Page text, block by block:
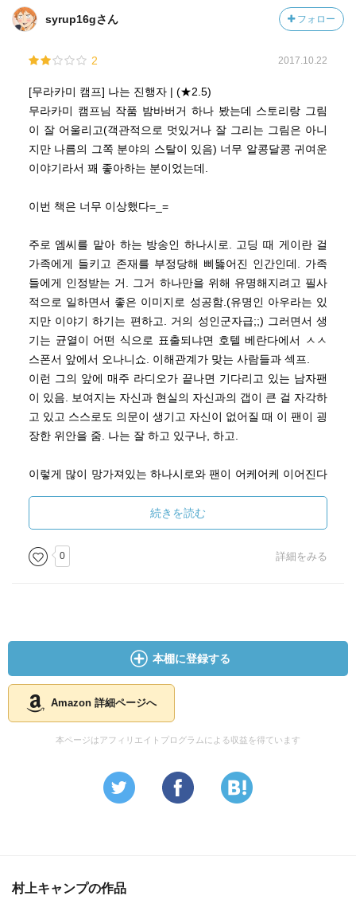
syrup16gさん フォロー
2 2017.10.22
[무라카미 캠프] 나는 진행자 | (★2.5)
무라카미 캠프님 작품 밤바버거 하나 봤는데 스토리랑 그림
이 잘 어울리고(객관적으로 멋있거나 잘 그리는 그림은 아니
지만 나름의 그쪽 분야의 스탈이 있음) 너무 알콩달콩 귀여운
이야기라서 꽤 좋아하는 분이었는데.
이번 책은 너무 이상했다=_=
주로 엠씨를 맡아 하는 방송인 하나시로. 고딩 때 게이란 걸
가족에게 들키고 존재를 부정당해 삐뚫어진 인간인데. 가족
들에게 인정받는 거. 그거 하나만을 위해 유명해지려고 필사
적으로 일하면서 좋은 이미지로 성공함.(유명인 아우라는 있
지만 이야기 하기는 편하고. 거의 성인군자급;;) 그러면서 생
기는 균열이 어떤 식으로 표출되냐면 호텔 베란다에서 ㅅㅅ
스폰서 앞에서 오나니쇼. 이해관계가 맞는 사람들과 섹프.
이런 그의 앞에 매주 라디오가 끝나면 기다리고 있는 남자팬
이 있음. 보여지는 자신과 현실의 자신과의 갭이 큰 걸 자각하
고 있고 스스로도 의문이 생기고 자신이 없어질 때 이 팬이 굉
장한 위안을 줌. 나는 잘 하고 있구나, 하고.
이렇게 많이 망가져있는 하나시로와 팬이 어케어케 이어진다
수 있는 건 너밖에 없어. ??? ㅜㅜㅜㅜ 애정에 바탕을 둔 그런
묘사가 아니어서... 흠...하고 있는데 끝남.
두 번째는 더 이상한데, 상대방의 생각같은 건 무시하고. 저
続きを読む
0 詳細をみる
本棚に登録する
Amazon 詳細ページへ
本ページはアフィリエイトプログラムによる収益を得ています
村上キャンプの作品